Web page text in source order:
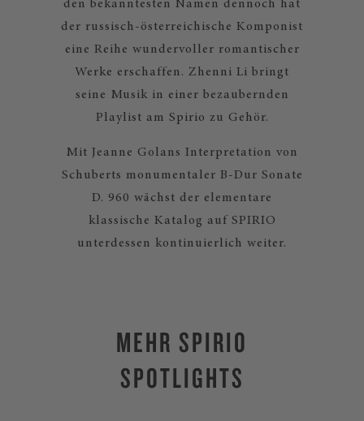
den bekanntesten Namen dennoch hat
der russisch-österreichische Komponist
eine Reihe wundervoller romantischer
Werke erschaffen. Zhenni Li bringt
seine Musik in einer bezaubernden
Playlist am Spirio zu Gehör.
Mit Jeanne Golans Interpretation von
Schuberts monumentaler B-Dur Sonate
D. 960 wächst der elementare
klassische Katalog auf SPIRIO
unterdessen kontinuierlich weiter.
MEHR SPIRIO
SPOTLIGHTS